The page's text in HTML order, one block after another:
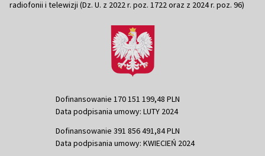
radiofonii i telewizji (Dz. U. z 2022 r. poz. 1722 oraz z 2024 r. poz. 96)
Dofinansowanie 170 151 199,48 PLN
Data podpisania umowy: LUTY 2024
Dofinansowanie 391 856 491,84 PLN
Data podpisania umowy: KWIECIEŃ 2024